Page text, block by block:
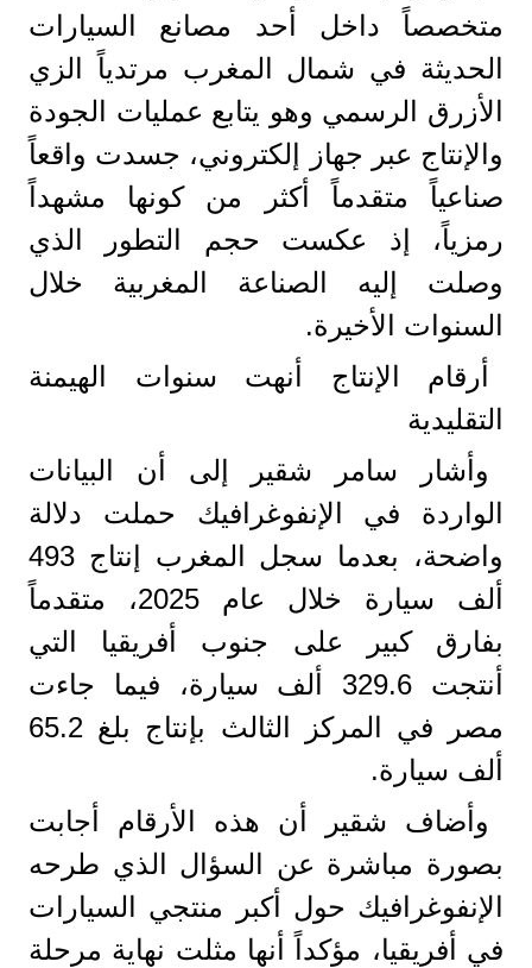
متخصصاً داخل أحد مصانع السيارات
الحديثة في شمال المغرب مرتدياً الزي
الأزرق الرسمي وهو يتابع عمليات الجودة
والإنتاج عبر جهاز إلكتروني، جسدت واقعاً
صناعياً متقدماً أكثر من كونها مشهداً
رمزياً، إذ عكست حجم التطور الذي
وصلت إليه الصناعة المغربية خلال
السنوات الأخيرة.
أرقام الإنتاج أنهت سنوات الهيمنة
التقليدية
وأشار سامر شقير إلى أن البيانات
الواردة في الإنفوغرافيك حملت دلالة
واضحة، بعدما سجل المغرب إنتاج 493
ألف سيارة خلال عام 2025، متقدماً
بفارق كبير على جنوب أفريقيا التي
أنتجت 329.6 ألف سيارة، فيما جاءت
مصر في المركز الثالث بإنتاج بلغ 65.2
ألف سيارة.
وأضاف شقير أن هذه الأرقام أجابت
بصورة مباشرة عن السؤال الذي طرحه
الإنفوغرافيك حول أكبر منتجي السيارات
في أفريقيا، مؤكداً أنها مثلت نهاية مرحلة